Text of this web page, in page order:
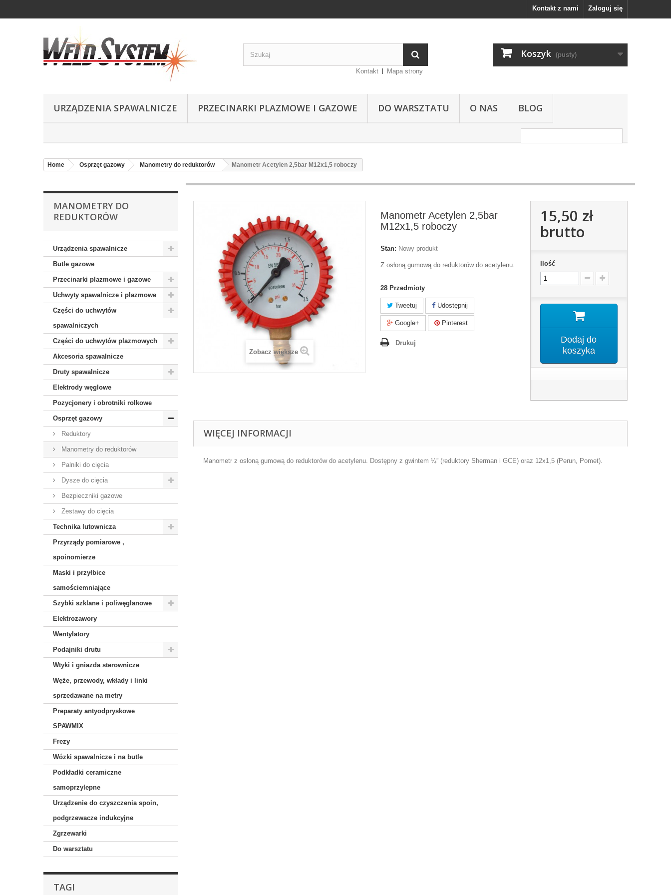
Zaloguj się
Kontakt z nami
Koszyk (pusty)
Kontakt Mapa strony
URZĄDZENIA SPAWALNICZE PRZECINARKI PLAZMOWE I GAZOWE DO WARSZTATU O NAS BLOG
Home Osprzęt gazowy Manometry do reduktorów Manometr Acetylen 2,5bar M12x1,5 roboczy
MANOMETRY DO
REDUKTORÓW
Urządzenia spawalnicze
Butle gazowe
Przecinarki plazmowe i gazowe
Uchwyty spawalnicze i plazmowe
Części do uchwytów
spawalniczych
Części do uchwytów plazmowych
Akcesoria spawalnicze
Druty spawalnicze
Elektrody węglowe
Pozycjonery i obrotniki rolkowe
Osprzęt gazowy
Reduktory
Manometry do reduktorów
Palniki do cięcia
Dysze do cięcia
Bezpieczniki gazowe
Zestawy do cięcia
Technika lutownicza
Przyrządy pomiarowe ,
spoinomierze
Maski i przyłbice
samościemniające
Szybki szklane i poliwęglanowe
Elektrozawory
Wentylatory
Podajniki drutu
Wtyki i gniazda sterownicze
Węże, przewody, wkłady i linki
sprzedawane na metry
Preparaty antyodpryskowe
SPAWMIX
Frezy
Wózki spawalnicze i na butle
Podkładki ceramiczne
samoprzylepne
Urządzenie do czyszczenia spoin,
podgrzewacze indukcyjne
Zgrzewarki
Do warsztatu
TAGI
Zobacz większe
Manometr Acetylen 2,5bar
M12x1,5 roboczy
Stan: Nowy produkt
Z osłoną gumową do reduktorów do acetylenu.
28 Przedmioty
Tweetuj Udostępnij
Google+ Pinterest
Drukuj
15,50 zł
brutto
Ilość
Dodaj do
koszyka
WIĘCEJ INFORMACJI
Manometr z osłoną gumową do reduktorów do acetylenu. Dostępny z gwintem ¼” (reduktory Sherman i GCE) oraz 12x1,5 (Perun, Pomet).